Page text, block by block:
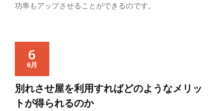
功率もアップさせることができるのです。
6
6月
別れさせ屋を利用すればどのようなメリッ
トが得られるのか